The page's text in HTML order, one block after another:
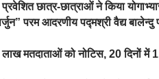
प्रवेशित छात्र-छात्राओं ने किया
परम आदरणीय पद्मश्री वैद्य बालेन्दु
मतदाताओं को नोटिस, 20 दिनों